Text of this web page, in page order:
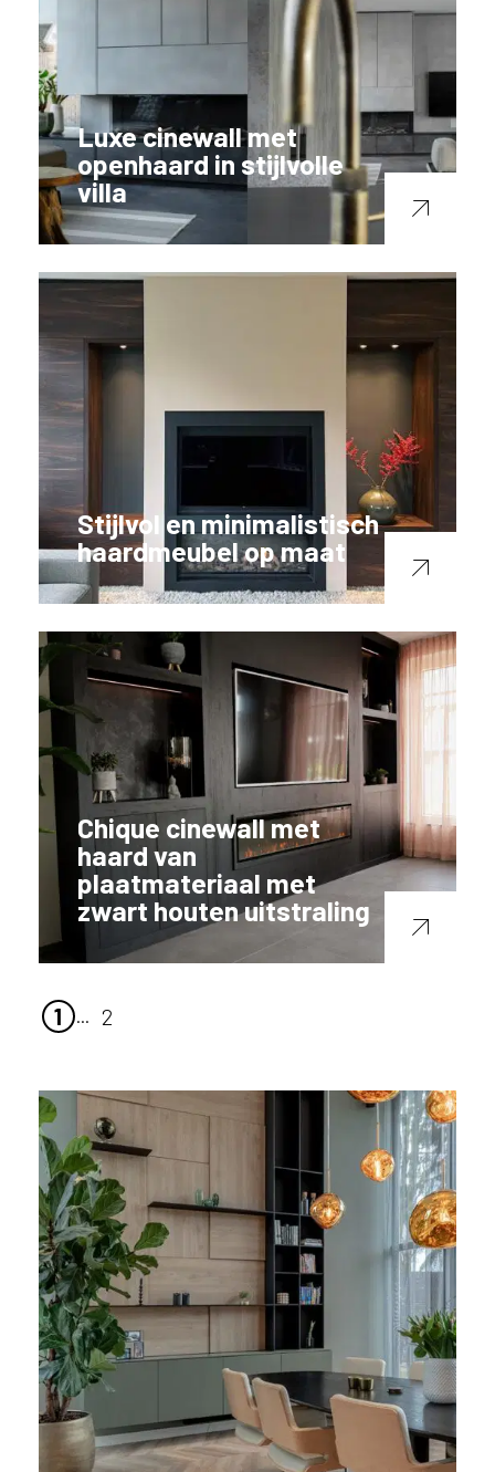
Luxe cinewall met
openhaard in stijlvolle
villa
Stijlvol en minimalistisch
haardmeubel op maat
Chique cinewall met
haard van
plaatmateriaal met
zwart houten uitstraling
1 2